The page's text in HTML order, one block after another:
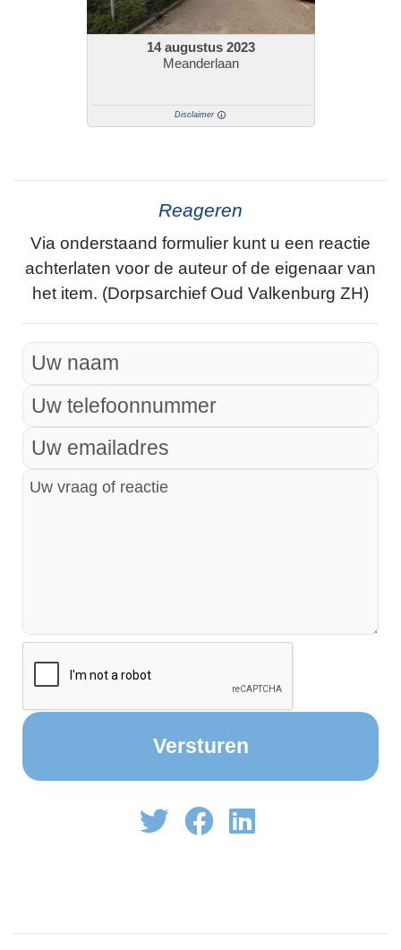
14 augustus 2023
Meanderlaan
Disclaimer
Reageren
Via onderstaand formulier kunt u een reactie
achterlaten voor de auteur of de eigenaar van
het item. (Dorpsarchief Oud Valkenburg ZH)